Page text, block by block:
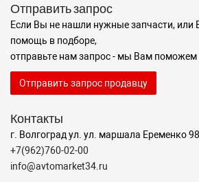
Отправить запрос
Если Вы не нашли нужные запчасти, или
помощь в подборе,
отправьте нам запрос - мы Вам поможем
Отправить запрос продавцу
Контакты
г. Волгоград ул. ул. маршала Еременко 98
+7(962)760-02-00
info@avtomarket34.ru